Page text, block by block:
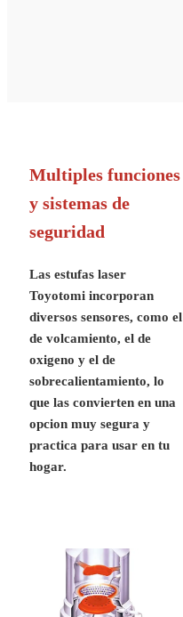
Multiples funciones
y sistemas de
seguridad
Las estufas laser
Toyotomi incorporan
diversos sensores, como el
de volcamiento, el de
oxigeno y el de
sobrecalientamiento, lo
que las convierten en una
opcion muy segura y
practica para usar en tu
hogar.